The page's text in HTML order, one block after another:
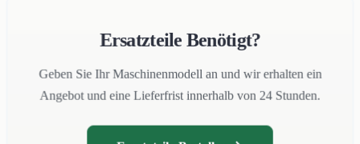
Ersatzteile Benötigt?
Geben Sie Ihr Maschinenmodell an und wir erhalten ein
Angebot und eine Lieferfrist innerhalb von 24 Stunden.